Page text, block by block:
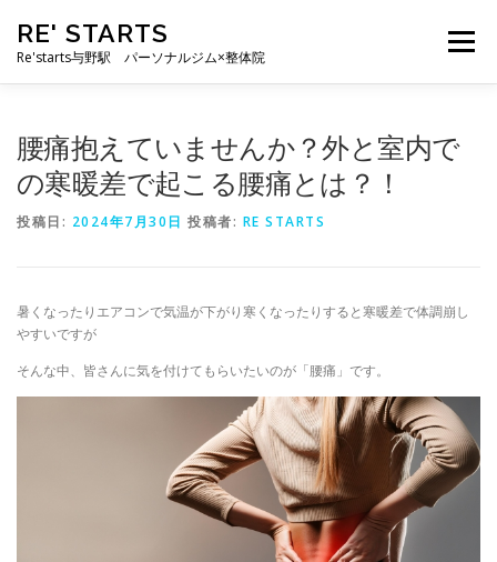
RE' STARTS
Re'starts与野駅 パーソナルジム×整体院
メニュー
腰痛抱えていませんか？外と室内で
の寒暖差で起こる腰痛とは？！
投稿日: 2024年7月30日 投稿者: RE STARTS
暑くなったりエアコンで気温が下がり寒くなったりすると寒暖差で体調崩し
やすいですが
そんな中、皆さんに気を付けてもらいたいのが「腰痛」です。